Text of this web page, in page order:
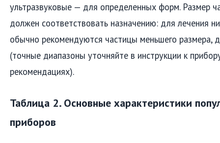
ультразвуковые — для определенных форм. Размер
должен соответствовать назначению: для лечения
обычно рекомендуются частицы меньшего размера,
(точные диапазоны уточняйте в инструкции к
рекомендациях).
Таблица 2. Основные характеристики
приборов